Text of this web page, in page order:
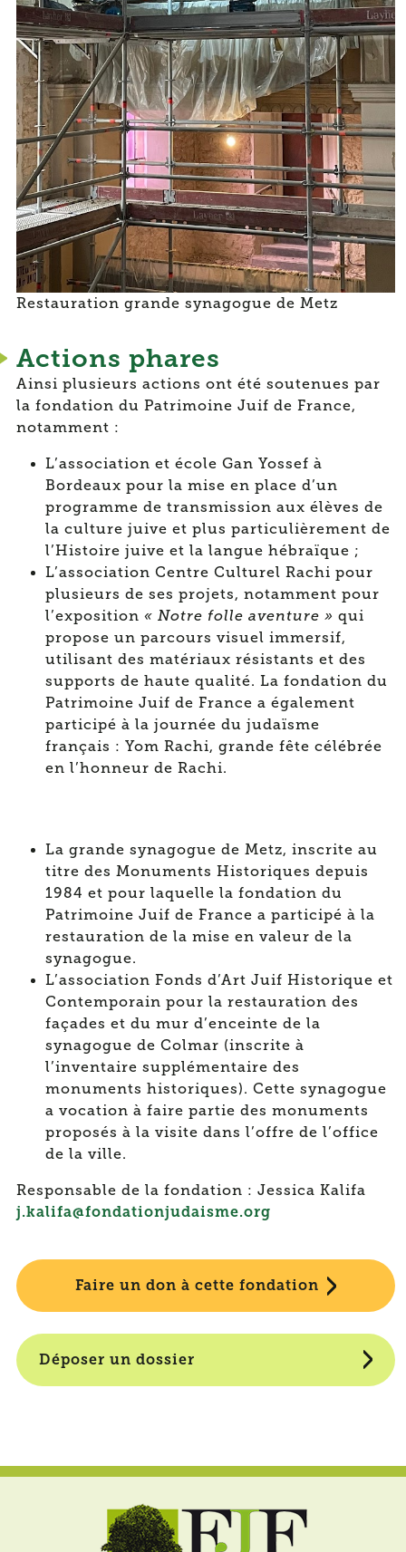
Restauration grande synagogue de Metz
Actions phares
Ainsi plusieurs actions ont été soutenues par
la fondation du Patrimoine Juif de France,
notamment :
L’association et école Gan Yossef à
Bordeaux pour la mise en place d’un
programme de transmission aux élèves de
la culture juive et plus particulièrement de
l’Histoire juive et la langue hébraïque ;
L’association Centre Culturel Rachi pour
plusieurs de ses projets, notamment pour
l’exposition « Notre folle aventure » qui
propose un parcours visuel immersif,
utilisant des matériaux résistants et des
supports de haute qualité. La fondation du
Patrimoine Juif de France a également
participé à la journée du judaïsme
français : Yom Rachi, grande fête célébrée
en l’honneur de Rachi.
La grande synagogue de Metz, inscrite au
titre des Monuments Historiques depuis
1984 et pour laquelle la fondation du
Patrimoine Juif de France a participé à la
restauration de la mise en valeur de la
synagogue.
L’association Fonds d’Art Juif Historique et
Contemporain pour la restauration des
façades et du mur d’enceinte de la
synagogue de Colmar (inscrite à
l’inventaire supplémentaire des
monuments historiques). Cette synagogue
a vocation à faire partie des monuments
proposés à la visite dans l’offre de l’office
de la ville.
Responsable de la fondation : Jessica Kalifa
j.kalifa@fondationjudaisme.org
Faire un don à cette fondation
Déposer un dossier